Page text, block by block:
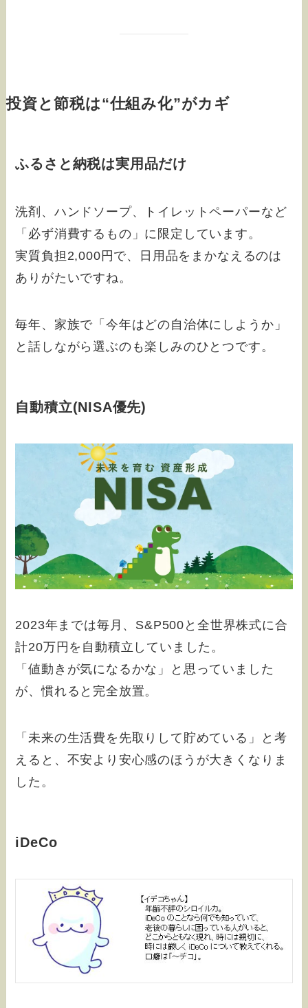
投資と節税は“仕組み化”がカギ
ふるさと納税は実用品だけ
洗剤、ハンドソープ、トイレットペーパーなど
「必ず消費するもの」に限定しています。
実質負担2,000円で、日用品をまかなえるのは
ありがたいですね。
毎年、家族で「今年はどの自治体にしようか」
と話しながら選ぶのも楽しみのひとつです。
自動積立(NISA優先)
2023年までは毎月、S&P500と全世界株式に合
計20万円を自動積立していました。
「値動きが気になるかな」と思っていました
が、慣れると完全放置。
「未来の生活費を先取りして貯めている」と考
えると、不安より安心感のほうが大きくなりま
した。
iDeCo